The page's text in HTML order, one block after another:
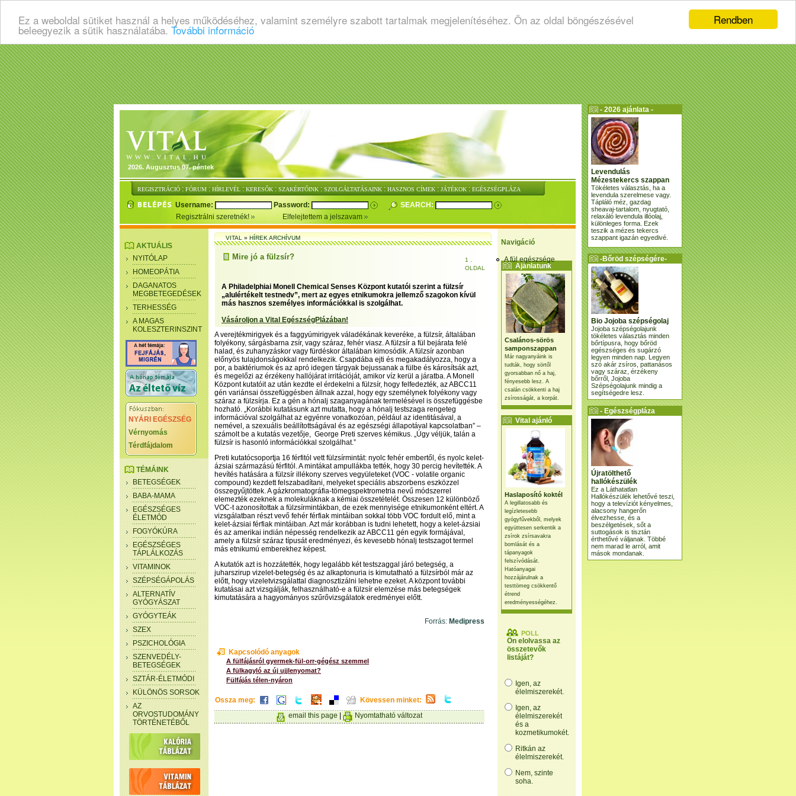
Rendben
Ez a weboldal sütiket használ a helyes működéséhez, valamint személyre szabott tartalmak megjelenítéséhez. Ön az oldal böngészésével
beleegyezik a sütik használatába. További információ
2026. Augusztus 07. péntek
REGISZTRÁCIÓ : FÓRUM : HÍRLEVÉL : KERESŐK : SZAKÉRTŐINK : SZOLGÁLTATÁSAINK : HASZNOS CÍMEK : JÁTÉKOK : EGÉSZSÉGPLÁZA
Username: Password:
SEARCH:
Regisztrálni szeretnék!
Elfelejtettem a jelszavam
Navigáció
A fül egészsége
Ajánlatunk
Csalános-sörös
samponszappan
Már nagyanyáink is
tudták, hogy sörtől
gyorsabban nő a haj,
fényesebb lesz. A
csalán csökkenti a haj
zsírosságát, a korpát.
Vital ajánló
Haslaposító koktél
A legillatosabb és
legízletesebb
gyógyfűvekből, melyek
együttesen serkentik a
zsírok zsírsavakra
bomlását és a
tápanyagok
felszívódását.
Hatóanyagai
hozzájárulnak a
testtömeg csökkentő
étrend
eredményességéhez.
POLL
Ön elolvassa az
összetevők
listáját?
Igen, az
élelmiszerekét.
Igen, az
élelmiszerekét
és a
kozmetikumokét.
Ritkán az
élelmiszerekét.
Nem, szinte
soha.
AKTUÁLIS
NYITÓLAP
HOMEOPÁTIA
DAGANATOS
MEGBETEGEDÉSEK
TERHESSÉG
A MAGAS
KOLESZTERINSZINT
NYÁRI EGÉSZSÉG
Vérnyomás
Térdfájdalom
TÉMÁINK
BETEGSÉGEK
BABA-MAMA
EGÉSZSÉGES
ÉLETMÓD
FOGYÓKÚRA
EGÉSZSÉGES
TÁPLÁLKOZÁS
VITAMINOK
SZÉPSÉGÁPOLÁS
ALTERNATÍV
GYÓGYÁSZAT
GYÓGYTEÁK
SZEX
PSZICHOLÓGIA
SZENVEDÉLY-
BETEGSÉGEK
SZTÁR-ÉLETMÓDI
KÜLÖNÖS SORSOK
AZ
ORVOSTUDOMÁNY
TÖRTÉNETÉBŐL
VITAL»HÍREK ARCHÍVUM
Mire jó a fülzsír?
1 .
OLDAL
A Philadelphiai Monell Chemical Senses Központ kutatói szerint a fülzsír
„alulértékelt testnedv”, mert az egyes etnikumokra jellemző szagokon kívül
más hasznos személyes információkkal is szolgálhat.
Vásároljon a Vital EgészségPlázában!
A verejtékmirigyek és a faggyúmirigyek váladékának keveréke, a fülzsír, általában
folyékony, sárgásbarna zsír, vagy száraz, fehér viasz. A fülzsír a fül bejárata felé
halad, és zuhanyzáskor vagy fürdéskor általában kimosódik. A fülzsír azonban
előnyös tulajdonságokkal rendelkezik. Csapdába ejti és megakadályozza, hogy a
por, a baktériumok és az apró idegen tárgyak bejussanak a fülbe és károsítsák azt,
és megelőzi az érzékeny hallójárat irritációját, amikor víz kerül a járatba. A Monell
Központ kutatóit az után kezdte el érdekelni a fülzsír, hogy felfedezték, az ABCC11
gén variánsai összefüggésben állnak azzal, hogy egy személynek folyékony vagy
száraz a fülzsírja. Ez a gén a hónalj szaganyagának termelésével is összefüggésbe
hozható. „Korábbi kutatásunk azt mutatta, hogy a hónalj testszaga rengeteg
információval szolgálhat az egyénre vonatkozóan, például az identitásával, a
nemével, a szexuális beállítottságával és az egészségi állapotával kapcsolatban” –
számolt be a kutatás vezetője, George Preti szerves kémikus. „Úgy véljük, talán a
fülzsír is hasonló információkkal szolgálhat.”
Preti kutatócsoportja 16 férfitól vett fülzsírmintát: nyolc fehér embertől, és nyolc kelet-
ázsiai származású férfitól. A mintákat ampullákba tették, hogy 30 percig hevítették. A
hevítés hatására a fülzsír illékony szerves vegyületeket (VOC - volatile organic
compound) kezdett felszabadítani, melyeket speciális abszorbens eszközzel
összegyűjtöttek. A gázkromatográfia-tömegspektrometria nevű módszerrel
elemezték ezeknek a molekuláknak a kémiai összetételét. Összesen 12 különböző
VOC-t azonosítottak a fülzsírmintákban, de ezek mennyisége etnikumonként eltért. A
vizsgálatban részt vevő fehér férfiak mintáiban sokkal több VOC fordult elő, mint a
kelet-ázsiai férfiak mintáiban. Azt már korábban is tudni lehetett, hogy a kelet-ázsiai
és az amerikai indián népesség rendelkezik az ABCC11 gén egyik formájával,
amely a fülzsír száraz típusát eredményezi, és kevesebb hónalj testszagot termel
más etnikumú emberekhez képest.
A kutatók azt is hozzátették, hogy legalább két testszaggal járó betegség, a
juharszirup vizelet-betegség és az alkaptonuria is kimutatható a fülzsírból már az
előtt, hogy vizeletvizsgálattal diagnosztizálni lehetne ezeket. A központ további
kutatásai azt vizsgálják, felhasználható-e a fülzsír elemzése más betegségek
kimutatására a hagyományos szűrővizsgálatok eredményei előtt.
Forrás: Medipress
Kapcsolódó anyagok
A fülfájásról gyermek-fül-orr-gégész szemmel
A fülkagyló az új ujjlenyomat?
Fülfájás télen-nyáron
Ossza meg:
Kövessen minket:
email this page
Nyomtatható változat
- 2026 ajánlata -
Levendulás
Mézestekercs szappan
Tökéletes választás, ha a
levendula szerelmese vagy.
Tápláló méz, gazdag
sheavaj-tartalom, nyugtató,
relaxáló levendula illóolaj,
különleges forma. Ezek
teszik a mézes tekercs
szappant igazán egyedivé.
-Bőröd szépségére-
Bio Jojoba szépségolaj
Jojoba szépségolajunk
tökéletes választás minden
bőrtípusra, hogy bőröd
egészséges és sugárzó
legyen minden nap. Legyen
szó akár zsíros, pattanásos
vagy száraz, érzékeny
bőrről, Jojoba
Szépségolajunk mindig a
segítségedre lesz.
- Egészségpláza
ajánlatunk -
Újratölthető
hallókészülék
Ez a Láthatatlan
Hallókészülék lehetővé teszi,
hogy a televíziót kényelmes,
alacsony hangerőn
élvezhesse, és a
beszélgetések, sőt a
suttogások is tisztán
érthetővé váljanak. Többé
nem marad le arról, amit
mások mondanak.